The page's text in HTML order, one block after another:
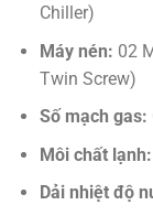
Chiller)
Máy nén: 02
Twin Screw)
Số mạch gas:
Môi chất lạnh:
Dải nhiệt độ